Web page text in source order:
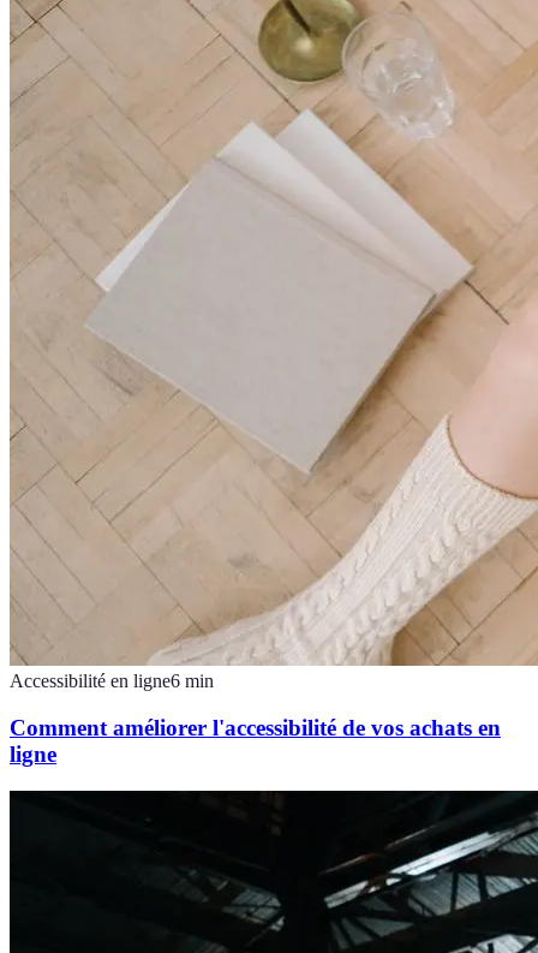
Accessibilité en ligne6 min
Comment améliorer l'accessibilité de vos achats en
ligne